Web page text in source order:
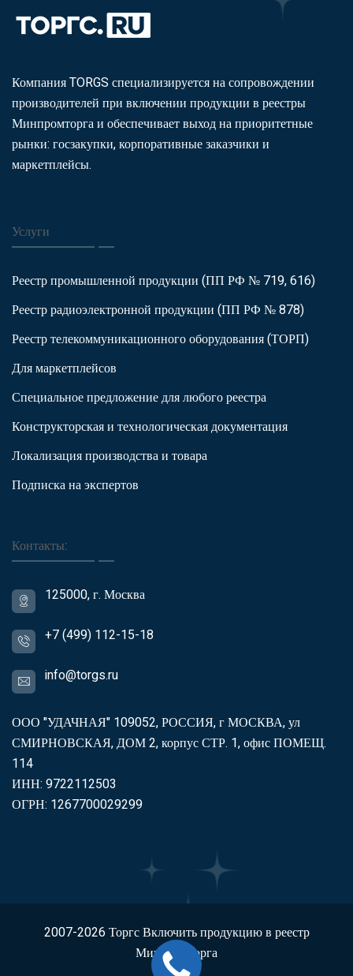
Компания TORGS специализируется на сопровождении
производителей при включении продукции в реестры
Минпромторга и обеспечивает выход на приоритетные
рынки: госзакупки, корпоративные заказчики и
маркетплейсы.
Услуги
Реестр промышленной продукции (ПП РФ № 719, 616)
Реестр радиоэлектронной продукции (ПП РФ № 878)
Реестр телекоммуникационного оборудования (ТОРП)
Для маркетплейсов
Специальное предложение для любого реестра
Конструкторская и технологическая документация
Локализация производства и товара
Подписка на экспертов
Контакты:
125000, г. Москва
+7 (499) 112-15-18
info@torgs.ru
ООО "УДАЧНАЯ" 109052, РОССИЯ, г МОСКВА, ул
СМИРНОВСКАЯ, ДОМ 2, корпус СТР. 1, офис ПОМЕЩ.
114
ИНН: 9722112503
ОГРН: 1267700029299
2007-2026ТоргсВключить продукцию в реестр
Минпромторга